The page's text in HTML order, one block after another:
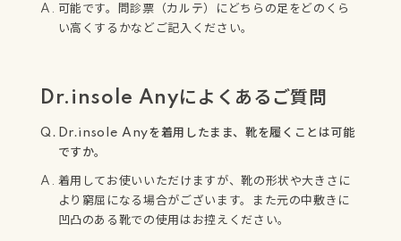
可能です。問診票（カルテ）にどちらの足をどのくら
い高くするかなどご記入ください。
Dr.insole Anyによくあるご質問
Dr.insole Anyを着用したまま、靴を履くことは可能
ですか。
着用してお使いいただけますが、靴の形状や大きさに
より窮屈になる場合がございます。また元の中敷きに
凹凸のある靴での使用はお控えください。